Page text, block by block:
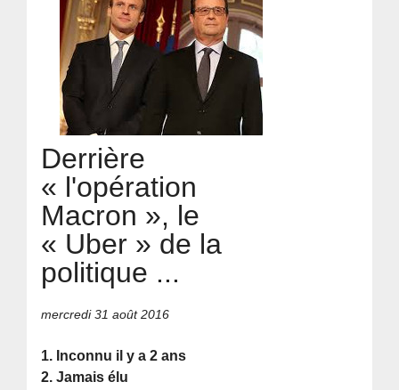
Derrière
« l'opération
Macron », le
« Uber » de la
politique ...
mercredi 31 août 2016
1. Inconnu il y a 2 ans
2. Jamais élu